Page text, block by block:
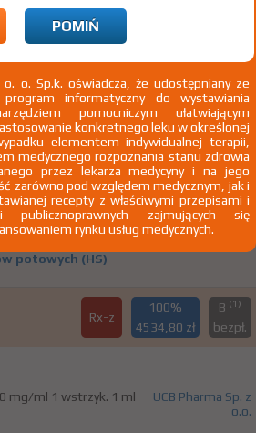
plackowata wielkoogniskowa
Rx-z
100%
8192,67 zł
B(1)
bezpł.
320 mg 1
napełniony Iniekcje
UCB Pharma
Sp. z o.o.
chorych z ropnym zapaleniem
potowych (HS)
Rx-z
100%
4534,80 zł
B (1)
bezpł.
mg/ml 1 wstrzyk. 1 ml
UCB Pharma Sp. z
o.o.
POMIŃ
o. o. Sp.k. oświadcza, że udostępniany ze
informatyczny do wystawiania
pomocniczym ułatwiającym
konkretnego leku w określonej
elementem indywidualnej terapii,
medycznego rozpoznania stanu zdrowia
przez lekarza medycyny i na jego
zarówno pod względem medycznym, jak i
recepty z właściwymi przepisami i
publicznoprawnych zajmujących się
rynku usług medycznych.